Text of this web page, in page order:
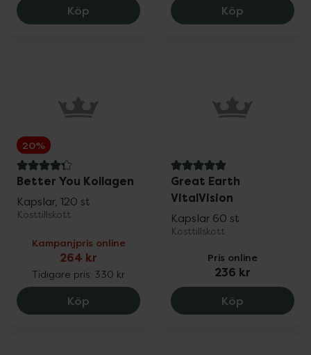
Köp Holistic Järnkomplex 25 mg, 112.8 kr.
Köp Pureness
20%
4.3 av 5 i omdöme
Better You Kollagen
Kapslar, 120 st
Kosttillskott
Kampanjpris online
264 kr
Tidigare pris: 330 kr
Köp Better You Kollagen, 264 kr.
5 av 5 i omdöme
Great Earth
VitalVision
Kapslar 60 st
Kosttillskott
Pris online
236 kr
Köp Great